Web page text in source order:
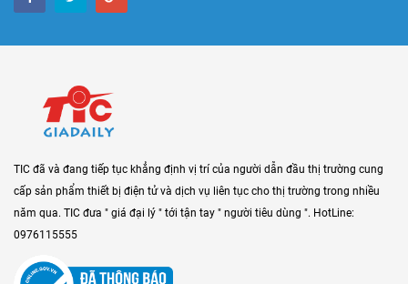
TIC đã và đang tiếp tục khẳng định vị trí của người dẫn đầu thị trường cung
cấp sản phẩm thiết bị điện tử và dịch vụ liên tục cho thị trường trong nhiều
năm qua. TIC đưa " giá đại lý " tới tận tay " người tiêu dùng ". HotLine:
0976115555